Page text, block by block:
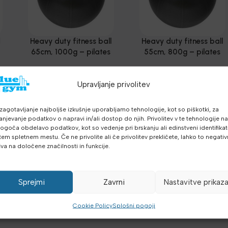
Upravljanje privolitev
najboljše izkušnje uporabljamo tehnologije, kot so piškotki, za
podatkov o napravi in/ali dostop do njih. Privolitev v te tehnologije
obdelavo podatkov, kot so vedenje pri brskanju ali edinstveni
spletnem mestu. Če ne privolite ali če privolitev prekličete, lahko to
na določene značilnosti in funkcije.
Sprejmi Zavrni Nastavitve prikaza
Cookie PolicySplošni pogoji
Heavy duty fitness ball
65cm, 1000g – pilates
Medicinke, Žoge,
balans
Aerobika in Joga
Dodatna oprema
Najnovejša oprema
DODAJ V KOŠARICO
Heavy duty fitness ball
55cm, 800g – pilates
balans
Dodatna oprema,
Najnovejša oprema
DODAJ V KOŠARICO